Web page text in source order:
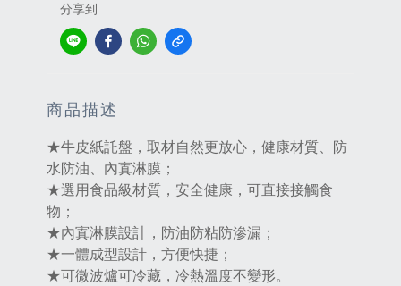
分享到
商品描述
★牛皮紙託盤，取材自然更放心，健康材質、防
水防油、內寘淋膜；
★選用食品級材質，安全健康，可直接接觸食
物；
★內寘淋膜設計，防油防粘防滲漏；
★一體成型設計，方便快捷；
★可微波爐可冷藏，冷熱溫度不變形。